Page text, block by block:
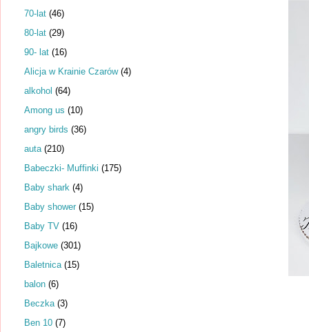
70-lat (46)
80-lat (29)
90- lat (16)
Alicja w Krainie Czarów (4)
alkohol (64)
Among us (10)
angry birds (36)
auta (210)
Babeczki- Muffinki (175)
Baby shark (4)
Baby shower (15)
Baby TV (16)
Bajkowe (301)
Baletnica (15)
balon (6)
Beczka (3)
Ben 10 (7)